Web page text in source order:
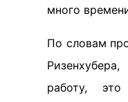
много
По словам
работу,